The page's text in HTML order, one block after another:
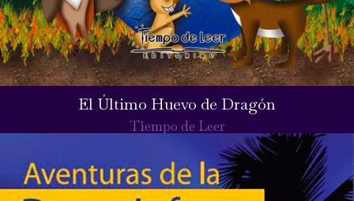
El Último Huevo de Dragón
Tiempo de Leer